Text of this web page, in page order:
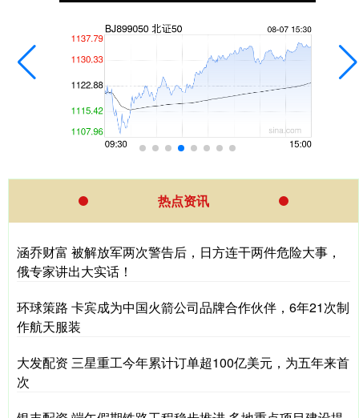
热点资讯
涵乔财富 被解放军两次警告后，日方连干两件危险大事，
俄专家讲出大实话！
环球策路 卡宾成为中国火箭公司品牌合作伙伴，6年21次制
作航天服装
大发配资 三星重工今年累计订单超100亿美元，为五年来首
次